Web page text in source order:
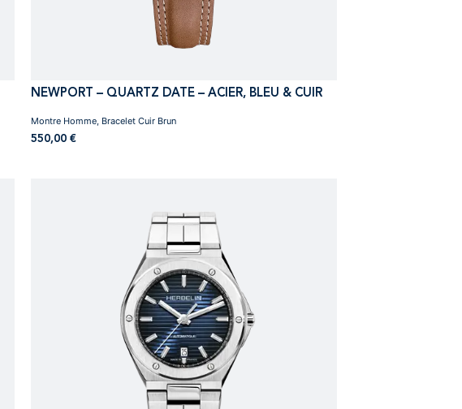
NEWPORT – QUARTZ DATE – ACIER, BLEU & CUIR
550,00€
Montre Homme, Bracelet Cuir Brun